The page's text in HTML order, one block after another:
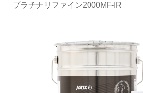
プラチナリファイン2000MF-IR